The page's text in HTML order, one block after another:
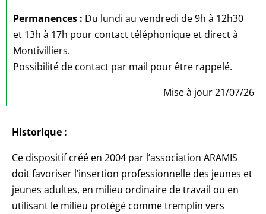
Permanences : Du lundi au vendredi de 9h à 12h30
et 13h à 17h pour contact téléphonique et direct à
Montivilliers.
Possibilité de contact par mail pour être rappelé.
Mise à jour 21/07/26
Historique :
Ce dispositif créé en 2004 par l’association ARAMIS
doit favoriser l’insertion professionnelle des jeunes et
jeunes adultes, en milieu ordinaire de travail ou en
utilisant le milieu protégé comme tremplin vers